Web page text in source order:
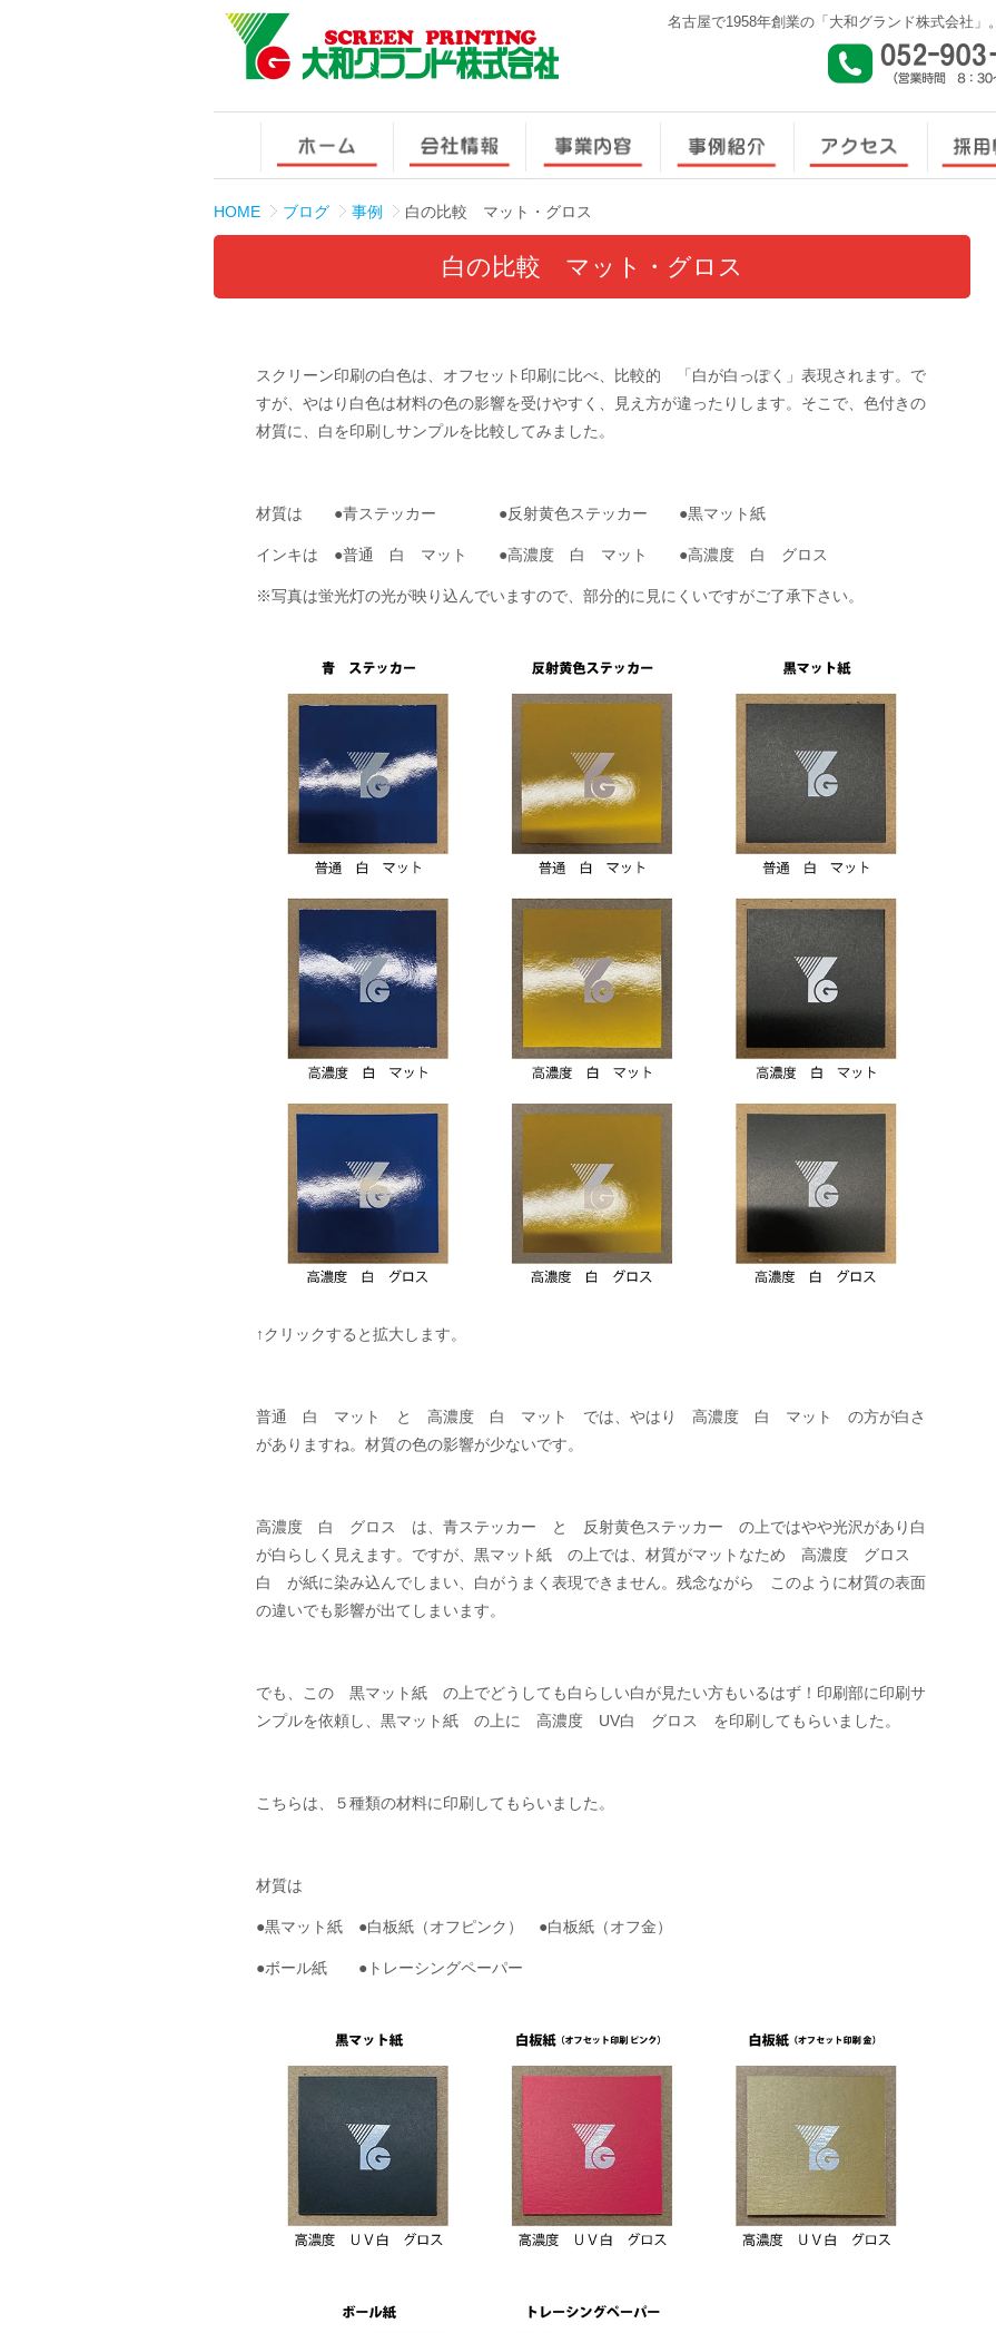
名古屋で1958年創業の「大和グランド株式会社」。
HOME ブログ 事例 白の比較 マット・グロス
白の比較 マット・グロス
スクリーン印刷の白色は、オフセット印刷に比べ、比較的　「白が白っぽく」表現されます。で
すが、やはり白色は材料の色の影響を受けやすく、見え方が違ったりします。そこで、色付きの
材質に、白を印刷しサンプルを比較してみました。
材質は　　●青ステッカー　　　　●反射黄色ステッカー　　●黒マット紙
インキは　●普通　白　マット　　●高濃度　白　マット　　●高濃度　白　グロス
※写真は蛍光灯の光が映り込んでいますので、部分的に見にくいですがご了承下さい。
↑クリックすると拡大します。
普通　白　マット　と　高濃度　白　マット　では、やはり　高濃度　白　マット　の方が白さ
がありますね。材質の色の影響が少ないです。
高濃度　白　グロス　は、青ステッカー　と　反射黄色ステッカー　の上ではやや光沢があり白
が白らしく見えます。ですが、黒マット紙　の上では、材質がマットなため　高濃度　グロス
白　が紙に染み込んでしまい、白がうまく表現できません。残念ながら　このように材質の表面
の違いでも影響が出てしまいます。
でも、この　黒マット紙　の上でどうしても白らしい白が見たい方もいるはず！印刷部に印刷サ
ンプルを依頼し、黒マット紙　の上に　高濃度　UV白　グロス　を印刷してもらいました。
こちらは、５種類の材料に印刷してもらいました。
材質は
●黒マット紙　●白板紙（オフピンク）　●白板紙（オフ金）
●ボール紙　　●トレーシングペーパー